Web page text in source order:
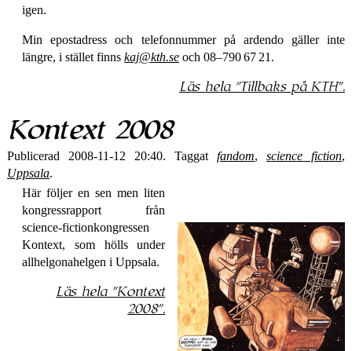
igen.
Min epostadress och telefonnummer på ardendo gäller inte
längre, i stället finnskaj@kth.se och 08‒790 67 21.
Läs hela Tillbaks på KTH .
Kontext 2008
Publicerad 2008-11-12 20:40. Taggatfandom,science fiction,
Uppsala.
Här följer en sen men liten
kongressrapport från
science-fiction­kongressen
Kontext, som hölls under
allhelgona­helgen i Uppsala.
Läs hela Kontext
2008 .